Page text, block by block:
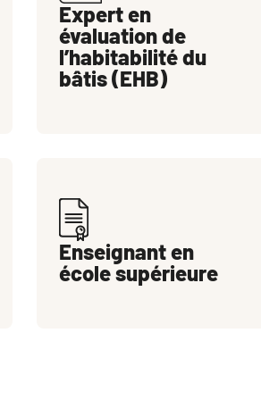
Expert en
évaluation de
l’habitabilité du
bâtis (EHB)
Enseignant en
école supérieure